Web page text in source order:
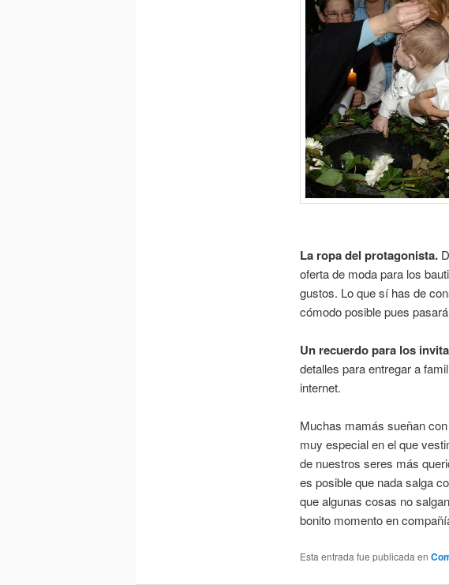
La ropa del protagonista.
oferta de moda para los
gustos. Lo que sí has de
cómodo posible pues
Un recuerdo para los
detalles para entregar a
internet.
Muchas mamás sueñan
muy especial en el que
de nuestros seres más
es posible que nada salga
que algunas cosas no
bonito momento en
Esta entrada fue publicada en